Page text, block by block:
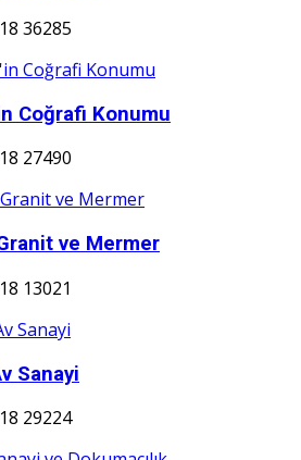
36285
Coğrafi Konumu
27490
ve Mermer
13021
Sanayi
29224